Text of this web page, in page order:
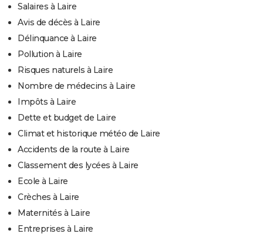
Salaires à Laire
Avis de décès à Laire
Délinquance à Laire
Pollution à Laire
Risques naturels à Laire
Nombre de médecins à Laire
Impôts à Laire
Dette et budget de Laire
Climat et historique météo de Laire
Accidents de la route à Laire
Classement des lycées à Laire
Ecole à Laire
Crèches à Laire
Maternités à Laire
Entreprises à Laire